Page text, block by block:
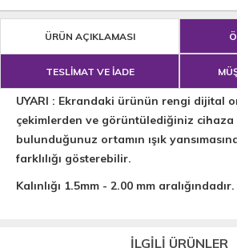
ÜRÜN AÇIKLAMASI
TESLİMAT VE İADE
UYARI : Ekrandaki ürünün rengi dijital
çekimlerden ve görüntülediğiniz cihaza
bulunduğunuz ortamın ışık
farklılığı gösterebilir.
Kalınlığı 1.5mm - 2.00 mm aralığındadır.
İLGİLİ ÜRÜNLER